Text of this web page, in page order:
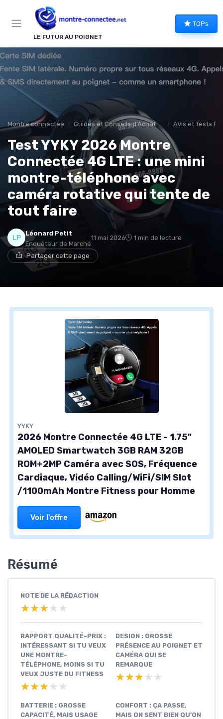
LE FUTUR AU POIGNET
TOPs
Montre connectee Guides et Conseils d'Achat montee connectée Avis et Tests
Test YYKY 2026 Montre
Connectée 4G LTE : une mini
montre-téléphone avec
caméra rotative qui tente de
tout faire
Léonard Petit
Enquêteur de Marché
11 mai 2026 1 min de lecture
Partager cette page
YYKY
2026 Montre Connectée 4G LTE - 1.75"
AMOLED Smartwatch 3GB RAM 32GB
ROM+2MP Caméra avec SOS, Fréquence
Cardiaque, Vidéo Calling/WiFi/SIM Slot
/1100mAh Montre Fitness pour Homme
Voir l'offre
Résumé
NOTE DE LA RÉDACTION
★★★★★
★★★★★
RAPPORT QUALITÉ-PRIX :
INTÉRESSANT SI TU VEUX
UNE MONTRE-
TÉLÉPHONE, MOINS SI TU
VEUX JUSTE DU FITNESS
★★★★★
★★★★★
DESIGN : GROSSE
PRÉSENCE AU POIGNET ET
CAMÉRA QUI SE
REMARQUE
★★★★★
★★★★★
BATTERIE : GROSSE
CAPACITÉ, MAIS USAGE
CONFORT : ÇA PASSE,
MAIS ON SENT BIEN QU’ON
Panneau de gestion des cookies